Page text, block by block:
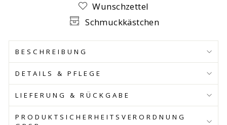
Wunschzettel
Schmuckkästchen
BESCHREIBUNG
DETAILS & PFLEGE
LIEFERUNG & RÜCKGABE
PRODUKTSICHERHEITSVERORDNUNG